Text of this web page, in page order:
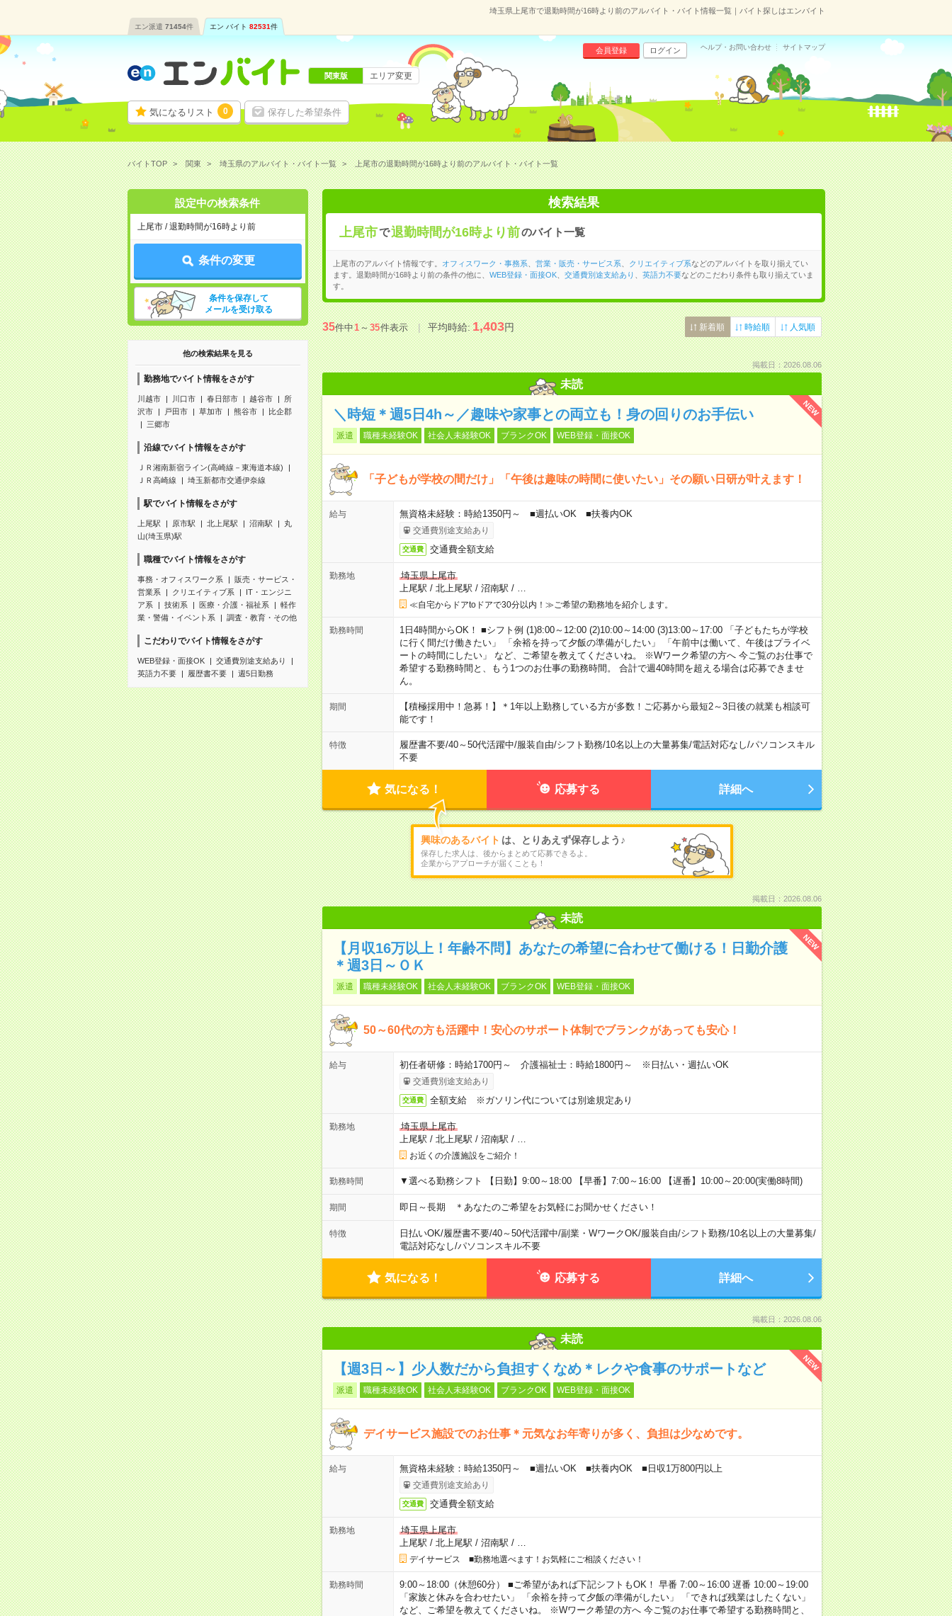
埼玉県上尾市で退勤時間が16時より前のアルバイト・バイト情報一覧｜バイト探しはエンバイト
エン派遣 71454件 エン バイト 82531件
気になるリスト 0 保存した希望条件
会員登録 ログイン ヘルプ・お問い合わせ サイトマップ
関東版 エリア変更
バイトTOP 関東 埼玉県のアルバイト・バイト一覧 上尾市の退勤時間が16時より前のアルバイト・バイト一覧
設定中の検索条件
上尾市 / 退勤時間が16時より前
条件の変更
条件を保存して
メールを受け取る
他の検索結果を見る
勤務地でバイト情報をさがす
川越市 川口市 春日部市 越谷市
所
沢市
戸田市 草加市 熊谷市
比企郡
三郷市
沿線でバイト情報をさがす
ＪＲ湘南新宿ライン(高崎線－東海道本線)
ＪＲ高崎線
埼玉新都市交通伊奈線
駅でバイト情報をさがす
上尾駅 原市駅 北上尾駅 沼南駅
丸
山(埼玉県)駅
職種でバイト情報をさがす
事務・オフィスワーク系
販売・サービス・
営業系
クリエイティブ系
IT・エンジニ
ア系
技術系 医療・介護・福祉系
軽作
業・警備・イベント系
調査・教育・その他
こだわりでバイト情報をさがす
WEB登録・面接OK
交通費別途支給あり
英語力不要
履歴書不要 週5日勤務
検索結果
上尾市で退勤時間が16時より前のバイト一覧
上尾市のアルバイト情報です。 オフィスワーク・事務系 営業・販売・サービス系 クリエイティブ系などのアルバイトを取り揃えてい
ます。退勤時間が16時より前の条件の他に、 WEB登録・面接OK、 交通費別途支給あり 英語力不要などのこだわり条件も取り揃えていま
す。
35件中1～35件表示 平均時給:1,403円 新着順 時給順 人気順
掲載日：2026.08.06
未読
NEW
＼時短＊週5日4h～／趣味や家事との両立も！身の回りのお手伝い
派遣 職種未経験OK 社会人未経験OK ブランクOK WEB登録・面接OK
「子どもが学校の間だけ」「午後は趣味の時間に使いたい」その願い日研が叶えます！
給与 無資格未経験：時給1350円～ ■週払いOK ■扶養内OK
交通費別途支給あり
交通費 交通費全額支給
勤務地
埼玉県上尾市
上尾駅 / 北上尾駅 / 沼南駅 /
≪自宅からドアtoドアで30分以内！≫ご希望の勤務地を紹介します。
勤務時間
1日4時間からOK！ ■シフト例 (1)8:00～12:00 (2)10:00～14:00 (3)13:00～17:00 「子どもたちが学校
に行く間だけ働きたい」 「余裕を持って夕飯の準備がしたい」 「午前中は働いて、午後はプライベ
ートの時間にしたい」 など、ご希望を教えてくださいね。 ※Wワーク希望の方へ 今ご覧のお仕事で
希望する勤務時間と、もう1つのお仕事の勤務時間。 合計で週40時間を超える場合は応募できませ
ん。
期間
【積極採用中！急募！】＊1年以上勤務している方が多数！ご応募から最短2～3日後の就業も相談可
能です！
特徴 履歴書不要/40～50代活躍中/服装自由/シフト勤務/10名以上の大量募集/電話対応なし/パソコンスキル
不要
気になる！ 応募する 詳細へ
興味のあるバイト は、とりあえず保存しよう♪
保存した求人は、後からまとめて応募できるよ。
企業からアプローチが届くことも！
掲載日：2026.08.06
未読
NEW
【月収16万以上！年齢不問】あなたの希望に合わせて働ける！日勤介護
＊週3日～ＯＫ
派遣 職種未経験OK 社会人未経験OK ブランクOK WEB登録・面接OK
50～60代の方も活躍中！安心のサポート体制でブランクがあっても安心！
給与 初任者研修：時給1700円～ 介護福祉士：時給1800円～ ※日払い・週払いOK
交通費別途支給あり
交通費 全額支給 ※ガソリン代については別途規定あり
勤務地
埼玉県上尾市
上尾駅 / 北上尾駅 / 沼南駅 /
お近くの介護施設をご紹介！
勤務時間 ▼選べる勤務シフト 【日勤】9:00～18:00 【早番】7:00～16:00 【遅番】10:00～20:00(実働8時間)
期間 即日～長期 ＊あなたのご希望をお気軽にお聞かせください！
特徴 日払いOK/履歴書不要/40～50代活躍中/副業・WワークOK/服装自由/シフト勤務/10名以上の大量募集/
電話対応なし/パソコンスキル不要
気になる！ 応募する 詳細へ
掲載日：2026.08.06
未読
NEW
【週3日～】少人数だから負担すくなめ＊レクや食事のサポートなど
派遣 職種未経験OK 社会人未経験OK ブランクOK WEB登録・面接OK
デイサービス施設でのお仕事＊元気なお年寄りが多く、負担は少なめです。
給与 無資格未経験：時給1350円～ ■週払いOK ■扶養内OK ■日収1万800円以上
交通費別途支給あり
交通費 交通費全額支給
勤務地
埼玉県上尾市
上尾駅 / 北上尾駅 / 沼南駅 /
デイサービス ■勤務地選べます！お気軽にご相談ください！
勤務時間
9:00～18:00（休憩60分） ■ご希望があれば下記シフトもOK！ 早番 7:00～16:00 遅番 10:00～19:00
「家族と休みを合わせたい」 「余裕を持って夕飯の準備がしたい」 「できれば残業はしたくない」
など、ご希望を教えてくださいね。 ※Wワーク希望の方へ 今ご覧のお仕事で希望する勤務時間と、